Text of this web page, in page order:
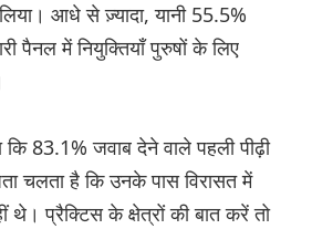
लिया। आधे से ज़्यादा, यानी 55.5%
पैनल में नियुक्तियाँ पुरुषों के लिए
कि 83.1% जवाब देने वाले पहली पीढ़ी
चलता है कि उनके पास विरासत में
थे। प्रैक्टिस के क्षेत्रों की बात करें तो